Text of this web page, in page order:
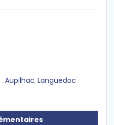
Aupilhac, Languedoc